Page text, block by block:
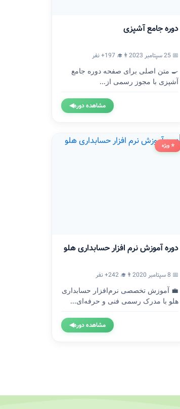
دوره جامع آشپزی
📅 25 سپتامبر 2023
👨‍🎓 197+ نفر
🍳 متن اصلی برای صفحه دوره جامع
آشپزی با مجوز رسمی از...
مشاهده دوره◀
⭐ ویژه
دوره آموزش نرم افزار حسابداری هلو
📅 8 سپتامبر 2020
👨‍🎓 242+ نفر
💼 آموزش تخصصی نرم‌افزار حسابداری
هلو با مدرک رسمی فنی و حرفه‌ای...
مشاهده دوره◀